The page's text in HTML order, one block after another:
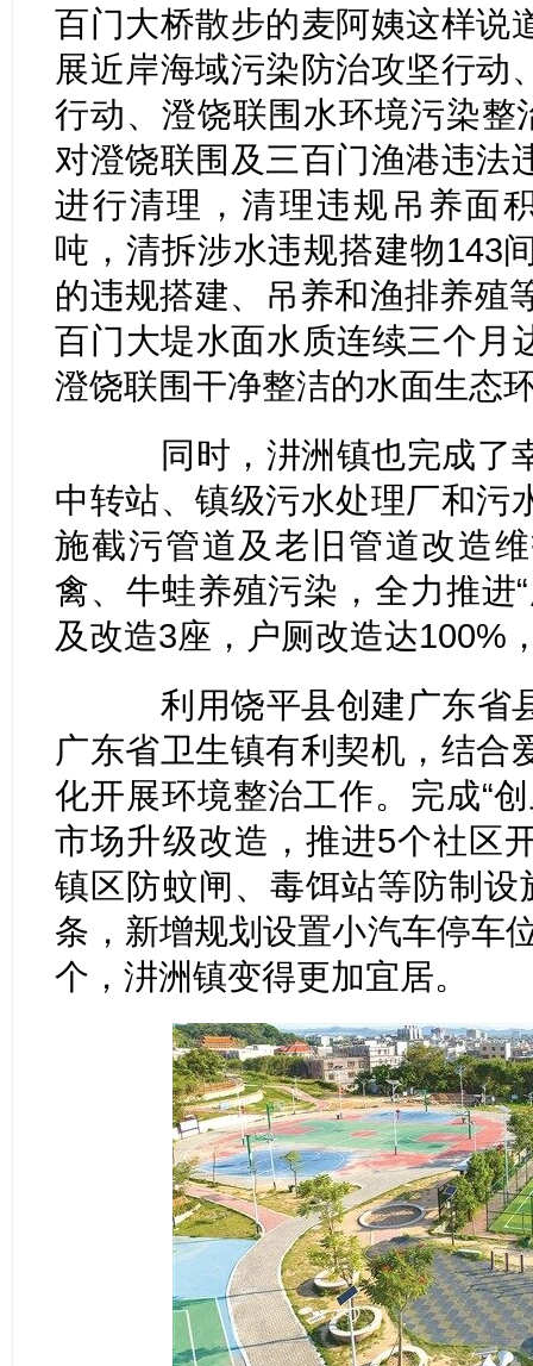
百门大桥散步的麦阿姨这样说
展近岸海域污染防治攻坚行动
行动、澄饶联围水环境污染整
对澄饶联围及三百门渔港违法
进行清理，清理违规吊养面
吨，清拆涉水违规搭建物143
的违规搭建、吊养和渔排养殖
百门大堤水面水质连续三个
澄饶联围干净整洁的水面生态
同时，汫洲镇也完成了
中转站、镇级污水处理厂和污
施截污管道及老旧管道改造
禽、牛蛙养殖污染，全力推进
及改造3座，户厕改造达100%
利用饶平县创建广东省
广东省卫生镇有利契机，结合
化开展环境整治工作。完成“
市场升级改造，推进5个社区
镇区防蚊闸、毒饵站等防制
条，新增规划设置小汽车停车
个，汫洲镇变得更加宜居。